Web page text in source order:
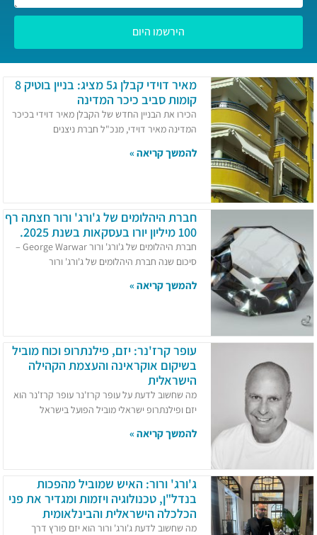
הירשמו היום
מאיר דוידי קבלן ג5 מציג: בניין בוטיק 8
קומות סביב כיכר המדינה
הכירו את הבניין החדש של הקבלן מאיר דוידי בכיכר
המדינה מאיר דוידי, מנכ"ל חברת ניצנים
להמשך קריאה »
חברת היהלומים של ג'ורג' ורור חצתה רף
100 מיליון יורו בעסקאות בשנת 2025.​
חברת היהלומים של ג'ורג' ורור George Warwar –
סיכום שנה חברת היהלומים של ג'ורג' ורור
להמשך קריאה »
עופר קרז'נר: יזם, פילנתרופ וכוח מוביל
בשיקום אוקראינה והעצמת הקהילה
הישראלית
מה שחשוב לדעת על עופר קרז'נר עופר קרז'נר הוא
יזם ופילנתרופ ישראלי מוביל הפועל בישראל
להמשך קריאה »
ג'ורג' ורור: האיש שמוביל מהפכות
בנדל"ן, טכנולוגיה ויזמות ומגדיר את פני
הכלכלה הישראלית והבינלאומית
מה שחשוב לדעת ג'ורג' ורור הוא יזם פורץ דרך